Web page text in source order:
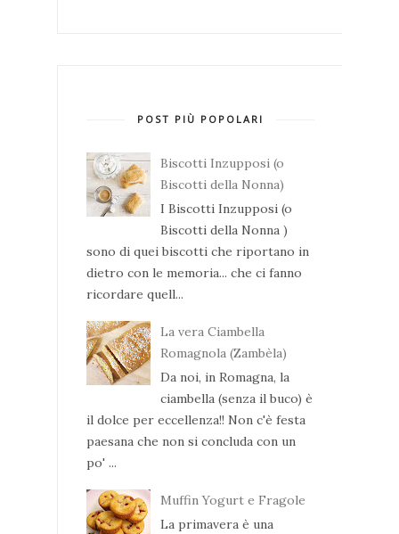
POST PIÙ POPOLARI
Biscotti Inzupposi (o
Biscotti della Nonna)
I Biscotti Inzupposi (o
Biscotti della Nonna )
sono di quei biscotti che riportano in
dietro con le memoria... che ci fanno
ricordare quell...
La vera Ciambella
Romagnola (Zambèla)
Da noi, in Romagna, la
ciambella (senza il buco) è
il dolce per eccellenza!! Non c'è festa
paesana che non si concluda con un
po' ...
Muffin Yogurt e Fragole
La primavera è una